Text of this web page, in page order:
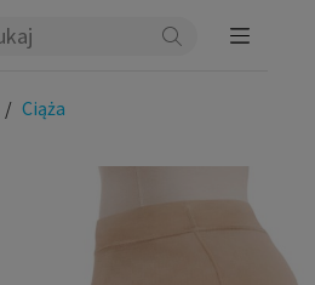
Ciąża